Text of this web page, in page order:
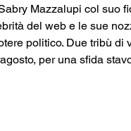
Mazzalupi col suo
del web e le sue
politico. Due tribù di
per una sfida